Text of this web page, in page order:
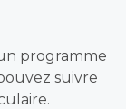
programme
suivre